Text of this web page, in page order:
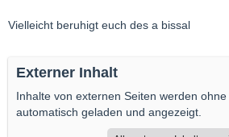
Vielleicht beruhigt euch des a bissal
Externer Inhalt
Inhalte von externen Seiten werden
automatisch geladen und angezeigt.